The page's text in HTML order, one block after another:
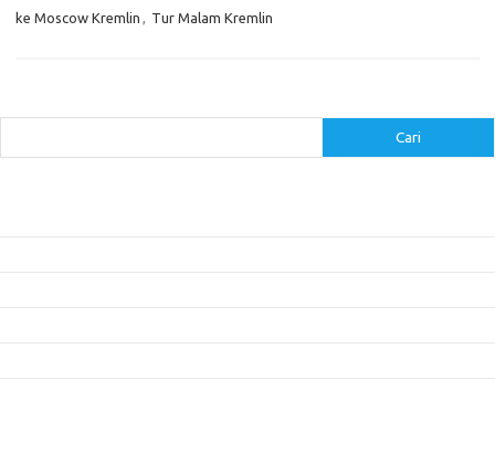
ke Moscow Kremlin , Tur Malam Kremlin
Cari